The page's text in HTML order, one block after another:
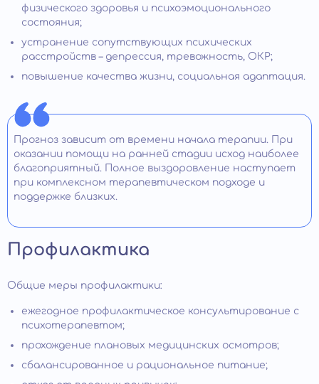
физического здоровья и психоэмоционального
состояния;
устранение сопутствующих психических
расстройств – депрессия, тревожность, ОКР;
повышение качества жизни, социальная адаптация.
Прогноз зависит от времени начала терапии. При
оказании помощи на ранней стадии исход наиболее
благоприятный. Полное выздоровление наступает
при комплексном терапевтическом подходе и
поддержке близких.
Профилактика
Общие меры профилактики:
ежегодное профилактическое консультирование с
психотерапевтом;
прохождение плановых медицинских осмотров;
сбалансированное и рациональное питание;